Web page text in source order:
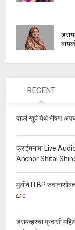
RECENT
वाकी खुर्द येथे भीषण
क्राईमनामा Live
Anchor Shital
मुलीने ITBP
0
ड्रायव्हरचा प्रवासी